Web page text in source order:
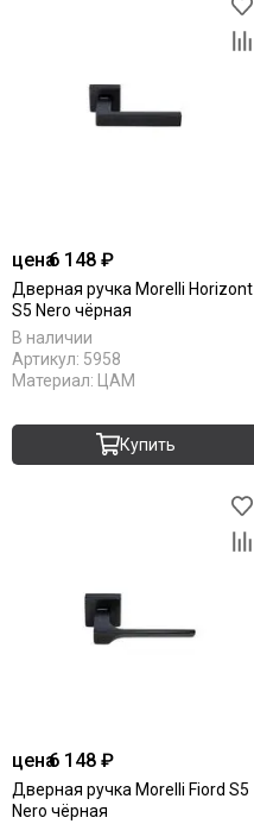
цена6 148 ₽
Дверная ручка Morelli Horizont
S5 Nero чёрная
В наличии
Артикул: 5958
Материал: ЦАМ
Купить
цена6 148 ₽
Дверная ручка Morelli Fiord S5
Nero чёрная